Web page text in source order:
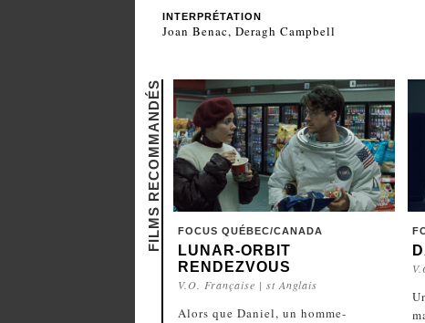
INTERPRÉTATION
Joan Benac, Deragh Campbell
FILMS RECOMMANDÉS FOCUS QUÉBEC/CANADA
LUNAR-ORBIT
RENDEZVOUS
V.O. Française | st Anglais
Alors que Daniel, un homme-